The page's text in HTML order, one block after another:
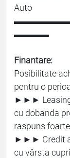
Auto
▬▬▬▬
Finantare:
Posibilitate
pentru o
►►► Leasing
cu dobanda
raspuns
►►► Credit
cu vârsta